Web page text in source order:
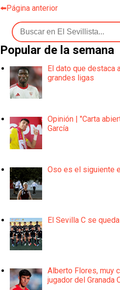
⬅️Página anterior
Popular de la semana
El dato que destaca
grandes ligas
Opinión | "Carta
García
Oso es el siguiente
El Sevilla C se
Alberto Flores, muy
jugador del Granada